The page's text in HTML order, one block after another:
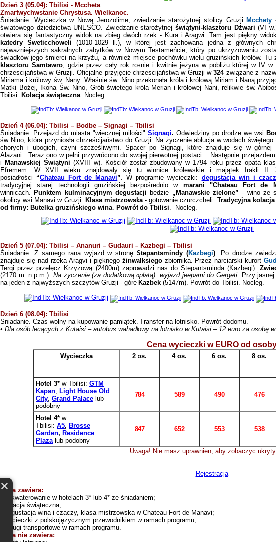
Dzień 3 (05.04): Tbilisi - Mccheta
Zmartwychwstanie Chrystusa. Wielkanoc.
Śniadanie. Wycieczka w Nową Jerozolime, zwiedzanie starożytnej stolicy Gruzji Mcchety
światowego dziedzictwa UNESCO. Zwiedzanie starożytnej świątyni-klasztoru Dżwari(VI
otwiera się fantastyczny widok na zbieg dwóch rzek - Kura i Aragwi. Tam jest piękny
katedry Sweticchoweli(1010-1029 ll.), w której jest zachowana jedna z głównych
najważniejszych sakralnych zabytków w Nowym Testameńcie, który po ukrzyżowaniu
świadków jego śmierci na krzyżu, a również miejsce pochówku wielu gruzińskich królów.
klasztoru Samtawro, gdzie przez cały rok rosnie i kwitnie jeżyna w pobliżu której w IV w.
chrzescijaństwa w Gruzji. Oficjalne przyjęcie chrzescijaństwa w Gruzji w324związane z
Miriama i królowy św. Nany. Właśnie św. Nino przekonała króla i królową Miriam i Naną
Matki Bożej, Ikona Św. Nino, Grób świętego króla Merian i królowej Nani, relikwie św.
Tbilisi. Kolacja świąteczna. Nocleg.
Dzień 4 (06.04): Tbilisi – Bodbe – Signagi – Tbilisi
Śniadanie. Przejazd do miasta "wiecznej miłości" Signagi. Odwiedziny po drodze we wsi
św Nino, która przyniosła chrześcijaństwo do Gruzji. Na życzenie ablucja w wodach świętego
chorych i ubogich, czyni szczęśliwymi. Spacer po Signagi, którę znajduje się w
Alazani.
Teraz ono wpełni przywrócono do swojej pierwotnej postaci. Następnie
i Manawskiej Świątyni (XVIII w). Kościół został zbudowany w 1794 roku przez opata
Efremem. W XVII wieku znajdowały się tu winnice królewskie i majątek Irakli II.
posiadłości “Chateau Fort de Manavi”. W programie wycieczki: degustacja win i
tradycyjnej starej technologii gruzińskiej bezpośrednio w marani "Chateau Fort de
winnicach. Punktem kulminacyjnym degustacji będzie „Manawskie zielone” - wino ze
okolicy wsi Manavi w Gruzji. Klasa mistrzowska- gotowanie czurczcheli. Tradycyjna kolacja
od firmy: Butelka gruzińskiego wina. Powrót do Tbilisi. Nocleg.
Dzień 5 (07.04): Tbilisi – Ananuri – Gudauri – Kazbegi – Tbilisi
Śniadanie. Z samego rana wyjazd w stronęStepantsmindy (Kazbegi). Po drodze
znajduje się nad rzeką Aragvi i pięknego żinwalksiegozbiornika. Przez narciarski kurort
Tergi przez przelęcz Krzyżową (2400m) zaprowadzi nas do Stepantsminda (Kazbegi).
(2170 m. n.p.m.). Na życzenie (za dodatkową opłatą): wyjazd jeepami do Gergeti. Przy
na jeden z najwyższych szczytów Gruzji - górę Kazbek (5147m). Powrót do Tbilisi. Nocleg.
Dzień 6 (08.04): Tbilisi
Sniadanie. Czas wolny na kupowanie pamiątek. Transfer na lotnisko. Powrót dodomu.
• Dla osób lecących z Kutaisi – autobus wahadłowy na lotnisko w Kutaisi – 12 euro za osobę
Cena wycieczki w EURO od osoby
Wycieczka 2 os. 4 os. 6 os. 8 os.
Hotel 3* w Tbilisi: GTM
Kapan, Light House Old
City, Grand Palace lub
podobny
784 589 490 476
Hotel 4* w
Tbilisi: A5, Brosse
Garden, Residence
Plazalub podobny
847 652 553 538
Uwaga! Nie masz uprawnien, aby zobaczyc
Rejestracja
Cena zawiera:
- zakwaterowanie w hotelach 3* lub 4* ze śniadaniem;
- kolacja świąteczna;
- degustacja wina i czaczy, klasa mistrzowska w Chateau Fort de Manavi;
- wycieczki z polskojęzycznym przewodnikiem w ramach programu;
- usługi transportowe w ramach programu.
Cena nie zawiera:
×